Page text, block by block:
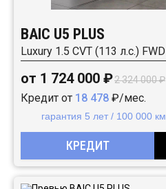
BAIC U5 PLUS
Luxury 1.5 CVT (113 л.с.) FWD
от 1 724 000 ₽2 324 000 ₽
Кредит от 18 478 ₽/мес.
гарантия 5 лет / 100 000 км
КРЕДИТ